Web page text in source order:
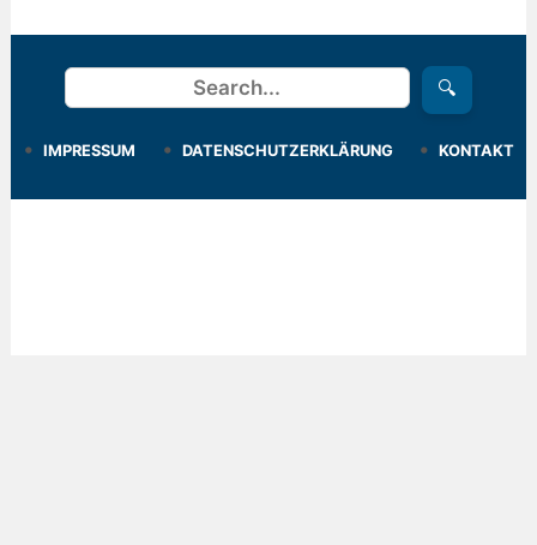
Suchen 🔍
IMPRESSUM DATENSCHUTZERKLÄRUNG KONTAKT